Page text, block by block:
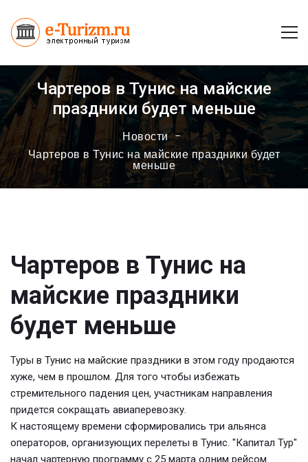
Чартеров в Тунис на майские
праздники будет меньше
Новости
Чартеров в Тунис на майские праздники будет
меньше
Чартеров в Тунис на
майские праздники
будет меньше
Туры в Тунис на майские праздники в этом году продаются
хуже, чем в прошлом. Для того чтобы избежать
стремительного падения цен, участникам направления
придется сокращать авиаперевозку.
К настоящему времени сформировались три альянса
операторов, организующих перелеты в Тунис. "Капитал Тур"
начал чартерную программу с 25 марта одним рейсом